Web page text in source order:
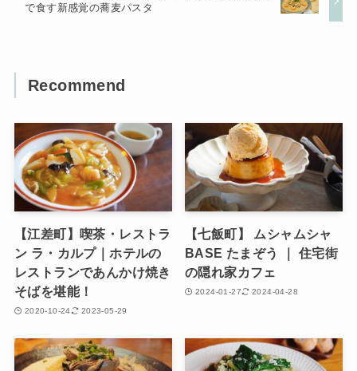
で食す新感覚の蕎麦パスタ
Recommend
【江差町】喫茶・レストラ
ン ラ・カルプ｜ホテルの
レストランであんかけ焼き
そばを堪能！
2020-10-24 2023-05-29
【七飯町】 ムシャムシャ
BASE たまぞう ｜ 住宅街
の隠れ家カフェ
2024-01-27 2024-04-28